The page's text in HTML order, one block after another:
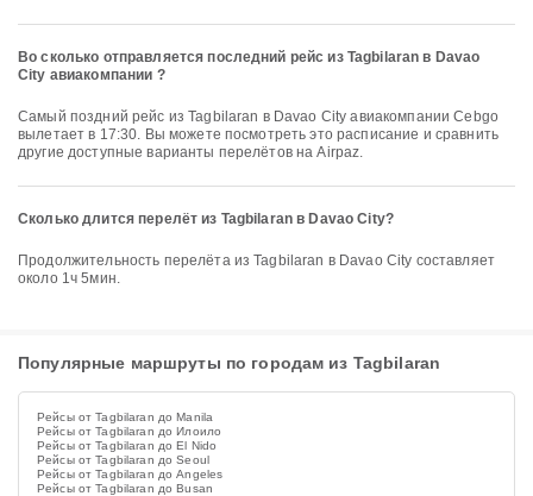
Во сколько отправляется последний рейс из Tagbilaran в Davao
City авиакомпании ?
Самый поздний рейс из Tagbilaran в Davao City авиакомпании Cebgo
вылетает в 17:30. Вы можете посмотреть это расписание и сравнить
другие доступные варианты перелётов на Airpaz.
Сколько длится перелёт из Tagbilaran в Davao City?
Продолжительность перелёта из Tagbilaran в Davao City составляет
около 1ч 5мин.
Популярные маршруты по городам из Tagbilaran
Рейсы от Tagbilaran до Manila
Рейсы от Tagbilaran до Илоило
Рейсы от Tagbilaran до El Nido
Рейсы от Tagbilaran до Seoul
Рейсы от Tagbilaran до Angeles
Рейсы от Tagbilaran до Busan